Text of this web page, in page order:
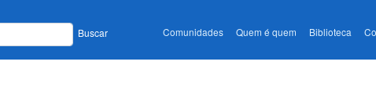
Buscar Comunidades Quem é quem Biblioteca